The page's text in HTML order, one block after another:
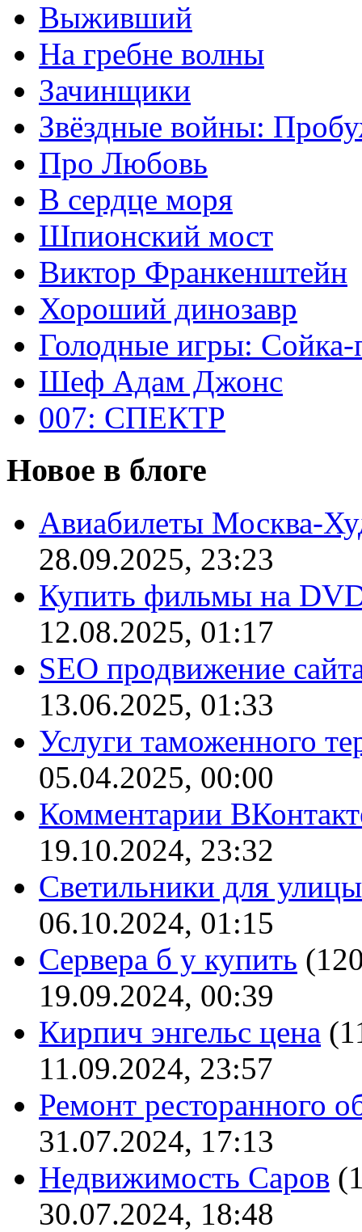
Выживший
На гребне волны
Зачинщики
Звёздные войны:
Про Любовь
В сердце моря
Шпионский мост
Виктор Франкенштейн
Хороший динозавр
Голодные игры:
Шеф Адам Джонс
007: СПЕКТР
Новое в блоге
Авиабилеты Москва-
28.09.2025, 23:23
Купить фильмы на
12.08.2025, 01:17
SEO продвижение
13.06.2025, 01:33
Услуги таможенного
05.04.2025, 00:00
Комментарии
19.10.2024, 23:32
Светильники для
06.10.2024, 01:15
Сервера б у купить
19.09.2024, 00:39
Кирпич энгельс цена
11.09.2024, 23:57
Ремонт ресторанного
31.07.2024, 17:13
Недвижимость Саров
30.07.2024, 18:48